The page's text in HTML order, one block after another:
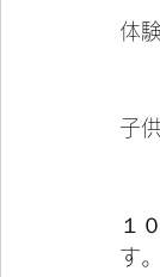
体
子
１
す。